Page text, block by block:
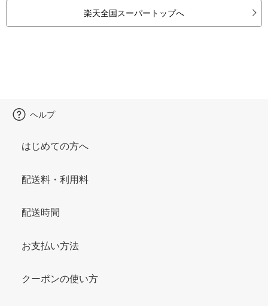
楽天全国スーパートップへ
ヘルプ
はじめての方へ
配送料・利用料
配送時間
お支払い方法
クーポンの使い方